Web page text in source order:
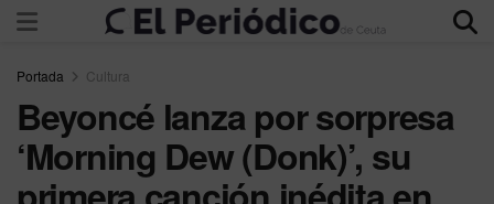
Portada Cultura
Beyoncé lanza por sorpresa
‘Morning Dew (Donk)’, su